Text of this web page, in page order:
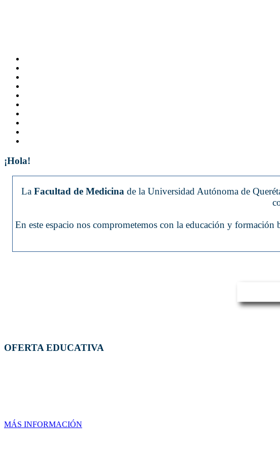
¡Hola!
La Facultad de Medicinade la Universidad Autónoma de
En este espacio nos comprometemos con la educación y
OFERTA EDUCATIVA
MÁS INFORMACIÓN